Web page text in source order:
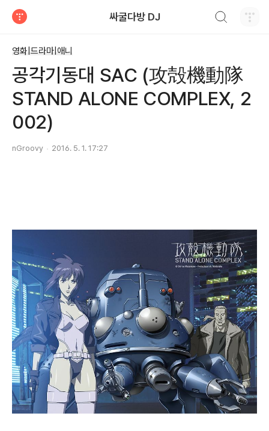
싸굴다방 DJ
영화|드라마|애니
공각기동대 SAC (攻殻機動隊
STAND ALONE COMPLEX, 2
002)
nGroovy 2016. 5. 1. 17:27